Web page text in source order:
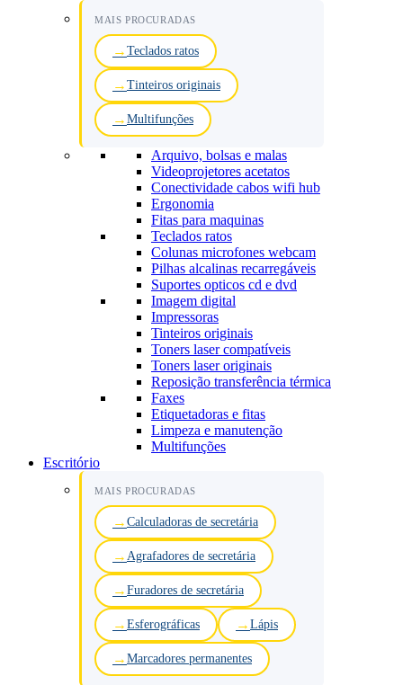
MAIS PROCURADAS
Teclados ratos
Tinteiros originais
Multifunções
Arquivo, bolsas e malas
Videoprojetores acetatos
Conectividade cabos wifi hub
Ergonomia
Fitas para maquinas
Teclados ratos
Colunas microfones webcam
Pilhas alcalinas recarregáveis
Suportes opticos cd e dvd
Imagem digital
Impressoras
Tinteiros originais
Toners laser compatíveis
Toners laser originais
Reposição transferência térmica
Faxes
Etiquetadoras e fitas
Limpeza e manutenção
Multifunções
Escritório
MAIS PROCURADAS
Calculadoras de secretária
Agrafadores de secretária
Furadores de secretária
Esferográficas Lápis
Marcadores permanentes